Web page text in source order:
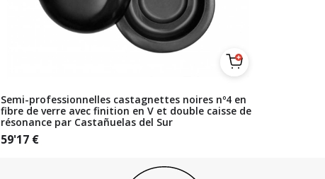
Semi-professionnelles castagnettes noires nº4 en
fibre de verre avec finition en V et double caisse de
résonance par Castañuelas del Sur
59'17 €